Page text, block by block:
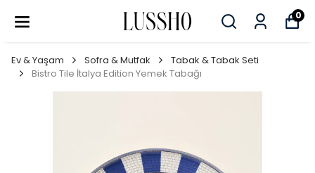
0
Ev & Yaşam Sofra & Mutfak
Tabak & Tabak Seti
Bistro Tile İtalya Edition Yemek Tabağı